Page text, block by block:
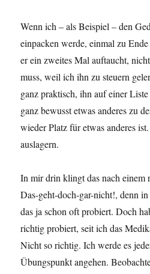
Wenn ich – als Beispiel – den
einpacken werde, einmal zu
er ein zweites Mal auftaucht,
muss, weil ich ihn zu steuern
ganz praktisch, ihn auf einer
ganz bewusst etwas anderes zu
wieder Platz für etwas anderes
auslagern.
In mir drin klingt das nach einem
Das-geht-doch-gar-nicht!, denn
das ja schon oft probiert. Doch
richtig probiert, seit ich das
Nicht so richtig. Ich werde es
Übungspunkt angehen.